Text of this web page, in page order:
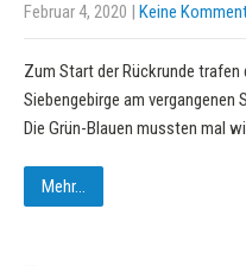
Februar 4, 2020 | Keine
Zum Start der Rückrunde trafen
Siebengebirge am
Die Grün-Blauen mussten mal
Mehr...